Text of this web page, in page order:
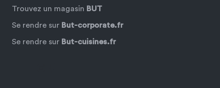
Trouvez un magasin BUT
Se rendre sur But-corporate.fr
Se rendre sur But-cuisines.fr